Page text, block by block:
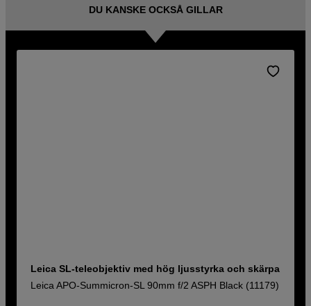
DU KANSKE OCKSÅ GILLAR
Leica SL-teleobjektiv med hög ljusstyrka och skärpa
Leica APO-Summicron-SL 90mm f/2 ASPH Black (11179)